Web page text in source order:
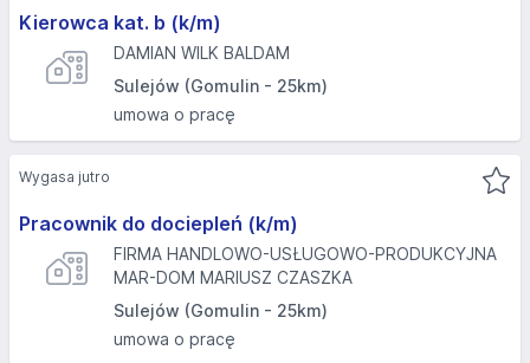
Kierowca kat. b (k/m)
DAMIAN WILK BALDAM
Sulejów (Gomulin - 25km)
umowa o pracę
Pracownik do dociepleń (k/m)
FIRMA HANDLOWO-USŁUGOWO-PRODUKCYJNA
MAR-DOM MARIUSZ CZASZKA
Sulejów (Gomulin - 25km)
umowa o pracę
Wygasa jutro